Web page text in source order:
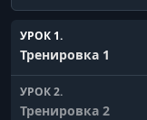
УРОК 1.
Тренировка 1
УРОК 2.
Тренировка 2